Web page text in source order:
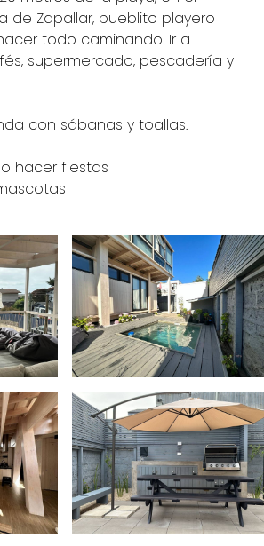
de Zapallar, pueblito playero
todo caminando. Ir a
supermercado, pescadería y
con sábanas y toallas.
hacer fiestas